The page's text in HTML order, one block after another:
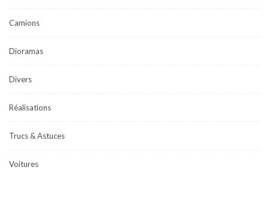
Camions
Dioramas
Divers
Réalisations
Trucs & Astuces
Voitures